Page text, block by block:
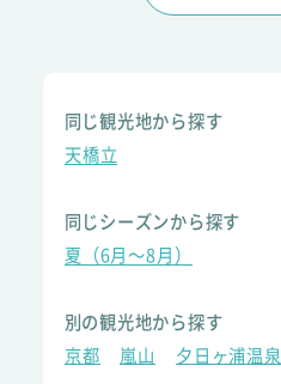
同じ観光地から探す
天橋立
同じシーズンから探す
夏（6月～8月）
別の観光地から探す
京都
嵐山 夕日ヶ浦温泉